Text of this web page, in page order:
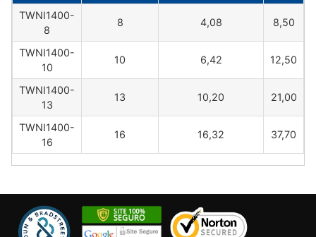
TWNI1400-
8
8 4,08 8,50
TWNI1400-
10
10 6,42 12,50
TWNI1400-
13
13 10,20 21,00
TWNI1400-
16
16 16,32 37,70